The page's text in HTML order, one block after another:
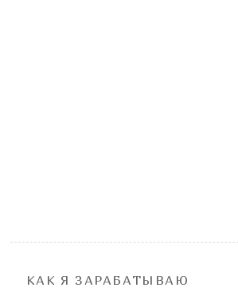
КАК Я ЗАРАБАТЫВАЮ